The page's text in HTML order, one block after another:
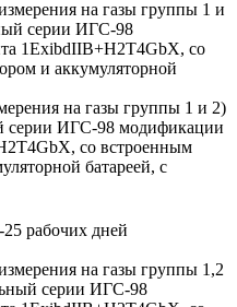
на газы группы 1 и 2)
серии ИГС-98 модификации
со встроенным
батареей, с
рабочих дней